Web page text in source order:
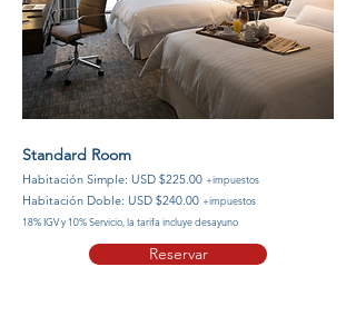
Standard Room
Habitación Simple: USD $225.00 +impuestos
Habitación Doble: USD $240.00 +impuestos
18% IGV y 10% Servicio, la tarifa incluye desayuno
Reservar